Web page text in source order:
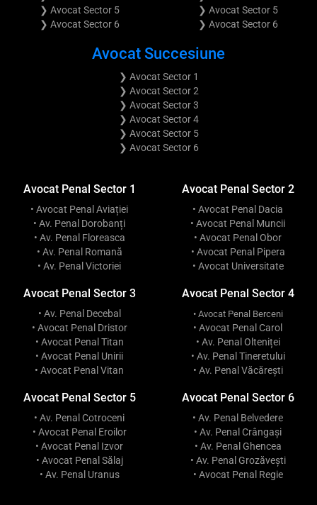
❯ Avocat Sector 5
❯ Avocat Sector 6
❯ Avocat Sector 5
❯ Avocat Sector 6
Avocat Succesiune
❯ Avocat Sector 1
❯ Avocat Sector 2
❯ Avocat Sector 3
❯ Avocat Sector 4
❯ Avocat Sector 5
❯ Avocat Sector 6
Avocat Penal Sector 1
• Avocat Penal Aviației
• Av. Penal Dorobanți
• Av. Penal Floreasca
• Av. Penal Romană
• Av. Penal Victoriei
Avocat Penal Sector 2
• Avocat Penal Dacia
• Avocat Penal Muncii
• Avocat Penal Obor
• Avocat Penal Pipera
• Avocat Universitate
Avocat Penal Sector 3
• Av. Penal Decebal
• Avocat Penal Dristor
• Avocat Penal Titan
• Avocat Penal Unirii
• Avocat Penal Vitan
Avocat Penal Sector 4
• Avocat Penal Berceni
• Avocat Penal Carol
• Av. Penal Olteniței
• Av. Penal Tineretului
• Av. Penal Văcărești
Avocat Penal Sector 5
• Av. Penal Cotroceni
• Avocat Penal Eroilor
• Avocat Penal Izvor
• Avocat Penal Sălaj
• Av. Penal Uranus
Avocat Penal Sector 6
• Av. Penal Belvedere
• Av. Penal Crângași
• Av. Penal Ghencea
• Av. Penal Grozăvești
• Avocat Penal Regie